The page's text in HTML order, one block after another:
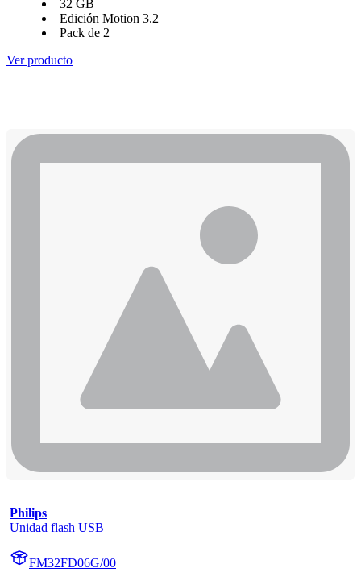
32 GB
Edición Motion 3.2
Pack de 2
Ver producto
Philips
Unidad flash USB
FM32FD06G/00